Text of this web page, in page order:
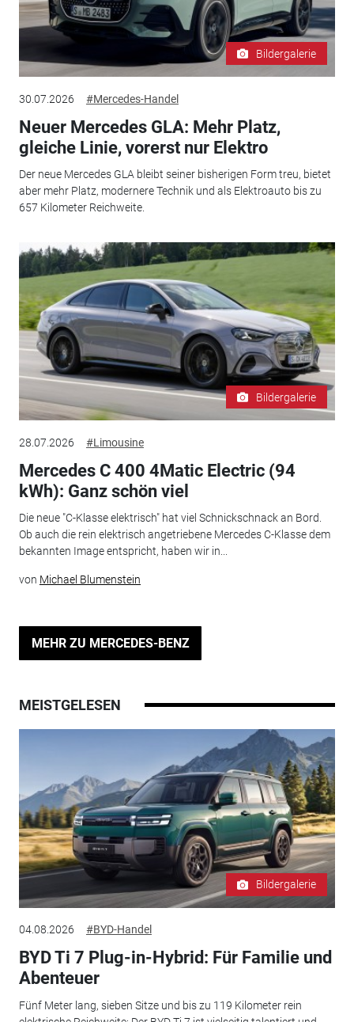
Bildergalerie
30.07.2026 #Mercedes-Handel
Neuer Mercedes GLA: Mehr Platz,
gleiche Linie, vorerst nur Elektro
Der neue Mercedes GLA bleibt seiner bisherigen Form treu, bietet
aber mehr Platz, modernere Technik und als Elektroauto bis zu
657 Kilometer Reichweite.
Bildergalerie
28.07.2026 #Limousine
Mercedes C 400 4Matic Electric (94
kWh): Ganz schön viel
Die neue "C-Klasse elektrisch" hat viel Schnickschnack an Bord.
Ob auch die rein elektrisch angetriebene Mercedes C-Klasse dem
bekannten Image entspricht, haben wir in...
von Michael Blumenstein
MEHR ZU MERCEDES-BENZ
MEISTGELESEN
Bildergalerie
04.08.2026 #BYD-Handel
BYD Ti 7 Plug-in-Hybrid: Für Familie und
Abenteuer
Fünf Meter lang, sieben Sitze und bis zu 119 Kilometer rein